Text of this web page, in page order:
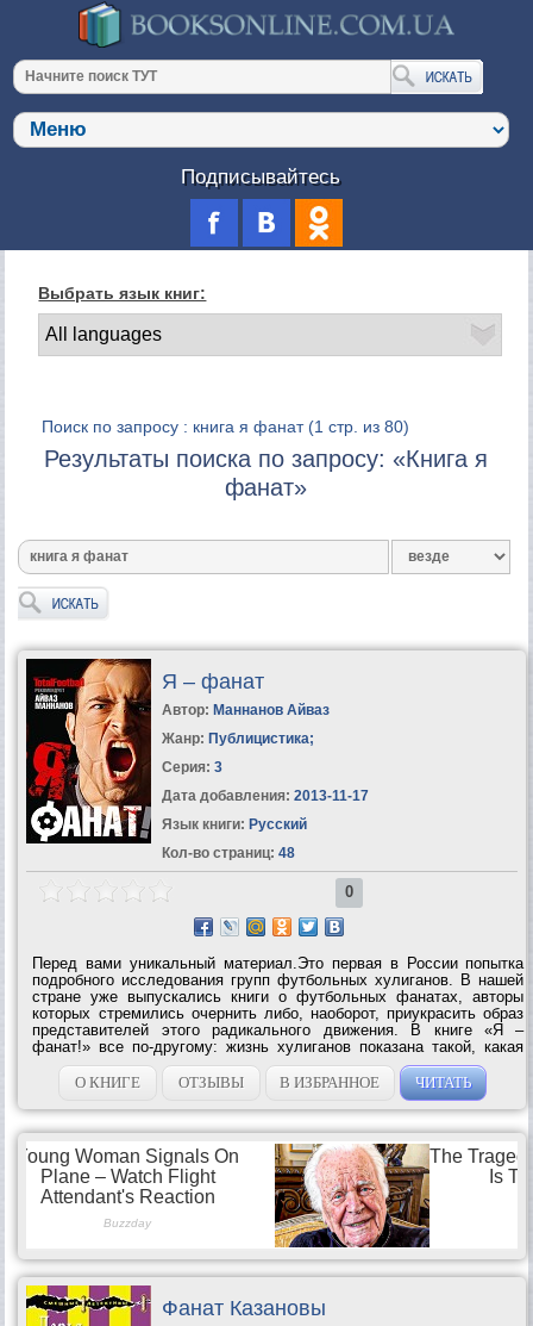
Подписывайтесь
Выбрать язык книг:
Поиск по запросу : книга я фанат (1 стр. из 80)
Результаты поиска по запросу: «Книга я
фанат»
Я – фанат
Автор: Маннанов Айваз
Жанр: Публицистика;
Серия: 3
Дата добавления: 2013-11-17
Язык книги: Русский
Кол-во страниц: 48
0
Перед вами уникальный материал.Это первая в России попытка
подробного исследования групп футбольных хулиганов. В нашей
стране уже выпускались книги о футбольных фанатах, авторы
которых стремились очернить либо, наоборот, приукрасить образ
представителей этого радикального движения. В книге «Я –
фанат!» все по-другому: жизнь хулиганов показана такой, какая
она на самом деле.Мир футбольного фаната – это мир, в котором
О КНИГЕ ОТЗЫВЫ В ИЗБРАННОЕ ЧИТАТЬ
Фанат Казановы